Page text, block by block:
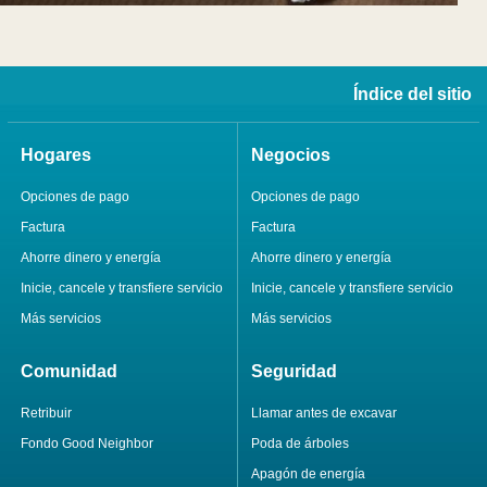
Índice del sitio
Hogares
Opciones de pago
Factura
Ahorre dinero y energía
Inicie, cancele y transfiere servicio
Más servicios
Negocios
Opciones de pago
Factura
Ahorre dinero y energía
Inicie, cancele y transfiere servicio
Más servicios
Comunidad
Retribuir
Fondo Good Neighbor
Seguridad
Llamar antes de excavar
Poda de árboles
Apagón de energía